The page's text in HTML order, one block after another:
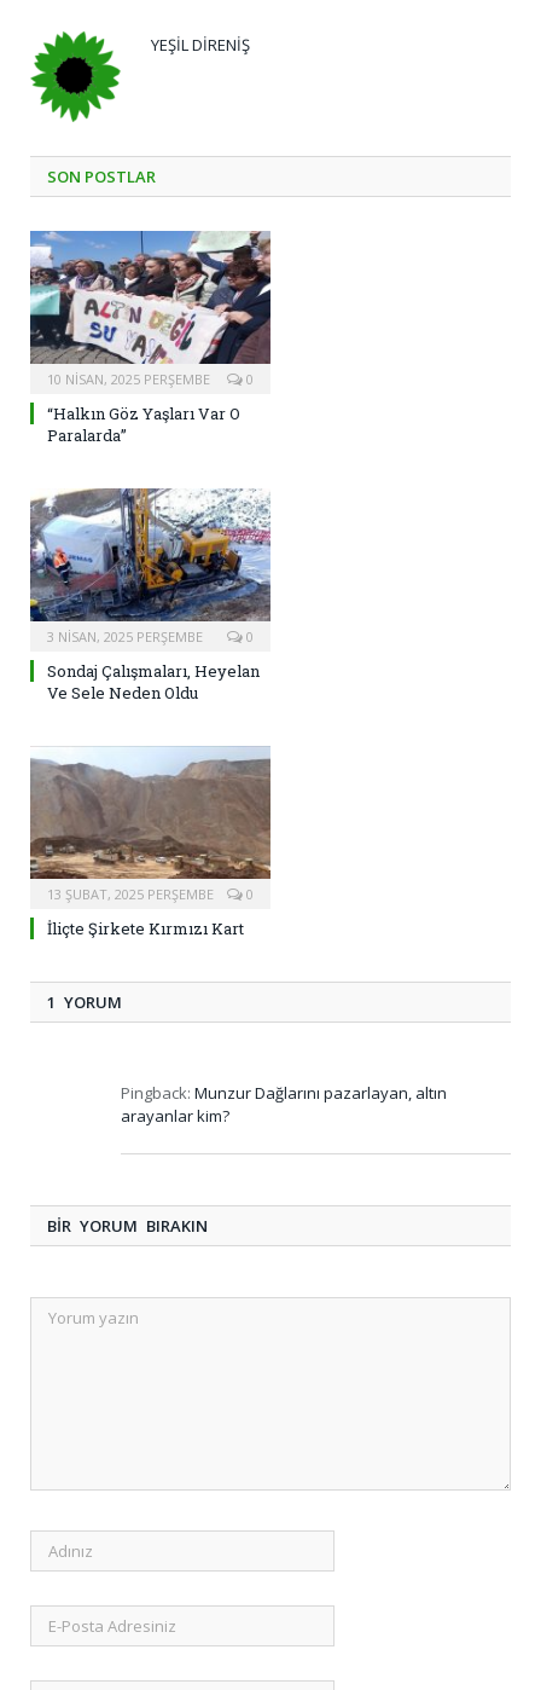
YEŞIL DIRENIŞ
SON POSTLAR
10 NISAN, 2025 PERŞEMBE 0
“Halkın Göz Yaşları Var O
Paralarda”
3 NISAN, 2025 PERŞEMBE 0
Sondaj Çalışmaları, Heyelan
Ve Sele Neden Oldu
13 ŞUBAT, 2025 PERŞEMBE 0
İliçte Şirkete Kırmızı Kart
1 YORUM
Pingback: Munzur Dağlarını pazarlayan, altın
arayanlar kim?
BIR YORUM BIRAKIN